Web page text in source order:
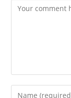
Comment
Enter